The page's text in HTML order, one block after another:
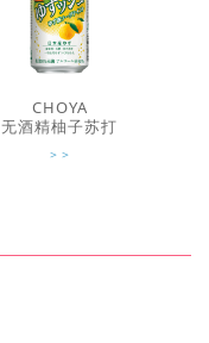
CHOYA
无酒精柚子苏打